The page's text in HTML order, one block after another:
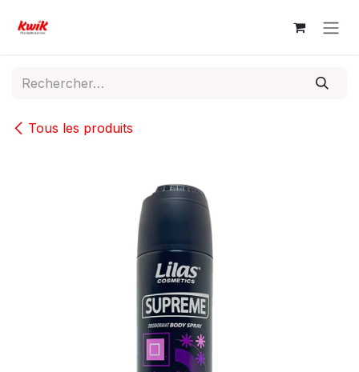
Tous les produits